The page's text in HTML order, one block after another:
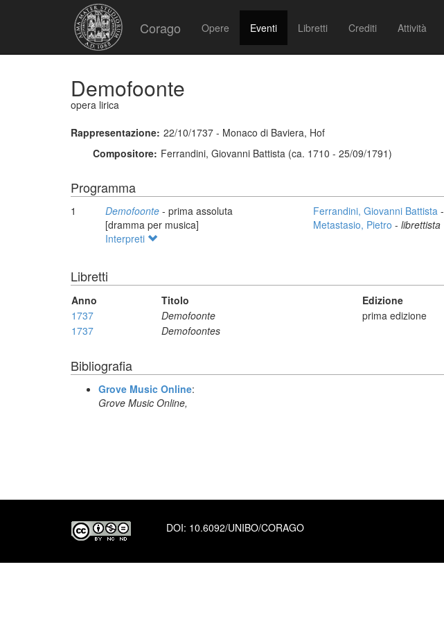
Corago Opere Eventi Libretti Crediti Attività
Demofoonte
opera lirica
Rappresentazione: 22/10/1737 - Monaco di Baviera, Hof
Compositore: Ferrandini, Giovanni Battista (ca. 1710 - 25/09/1791)
Programma
1 Demofoonte - prima assoluta
[dramma per musica]
Ferrandini, Giovanni Battista -
Metastasio, Pietro - librettista
Interpreti
Libretti
Anno Titolo Edizione
1737
Demofoonte prima edizione
1737
Demofoontes
Bibliografia
Grove Music Online:
Grove Music Online,
DOI: 10.6092/UNIBO/CORAGO